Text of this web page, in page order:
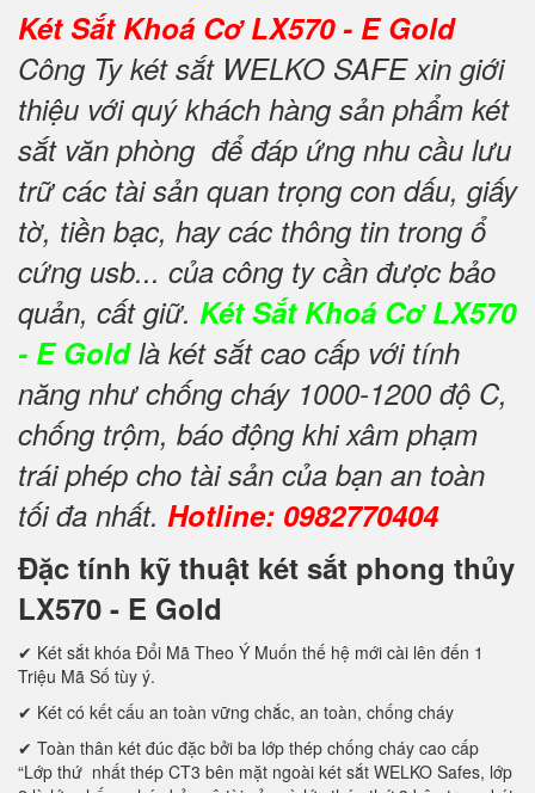
Két Sắt Khoá Cơ LX570 - E Gold
Công Ty két sắt WELKO SAFE xin giới
thiệu với quý khách hàng sản phẩm két
sắt văn phòng để đáp ứng nhu cầu lưu
trữ các tài sản quan trọng con dấu, giấy
tờ, tiền bạc, hay các thông tin trong ổ
cứng usb... của công ty cần được bảo
quản, cất giữ. Két Sắt Khoá Cơ LX570
- E Goldlà két sắt cao cấp với tính
năng như chống cháy 1000-1200 độ C,
chống trộm, báo động khi xâm phạm
trái phép cho tài sản của bạn an toàn
tối đa nhất. Hotline: 0982770404
Đặc tính kỹ thuật két sắt phong thủy
LX570 - E Gold
✔ Két sắt khóa Đổi Mã Theo Ý Muốn thế hệ mới cài lên đến 1
Triệu Mã Số tùy ý.
✔ Két có kết cấu an toàn vững chắc, an toàn, chống cháy
✔ Toàn thân két đúc đặc bởi ba lớp thép chống cháy cao cấp
“Lớp thứ nhất thép CT3 bên mặt ngoài két sắt WELKO Safes, lớp